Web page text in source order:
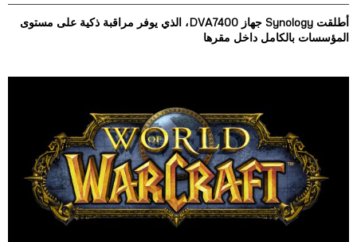
أطلقت Synology جهاز DVA7400، الذي يوفر مراقبة ذكية على مستوى
المؤسسات بالكامل داخل مقرها